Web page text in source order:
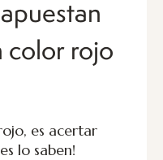
color rojo
es acertar
lo saben!